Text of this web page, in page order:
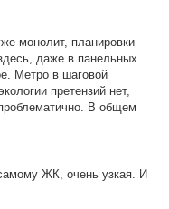
монолит, планировки
даже в панельных
Метро в шаговой
претензий нет,
В общем
ЖК, очень узкая. И